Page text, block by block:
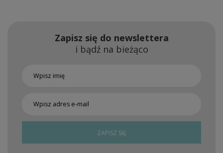
Zapisz się do newslettera
i bądź na bieżąco
ZAPISZ SIĘ